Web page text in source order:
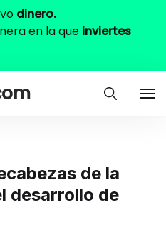
dinero.
en la que inviertes
de la
desarrollo de